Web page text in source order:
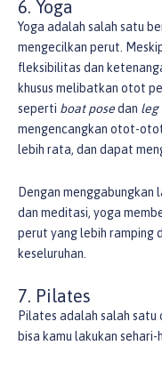
6. Yoga
Yoga adalah salah satu
mengecilkan perut.
fleksibilitas dan
khusus melibatkan otot
seperti boat posedan leg
mengencangkan otot-
lebih rata, dan dapat
Dengan menggabungkan
dan meditasi, yoga
perut yang lebih ramping
keseluruhan.
7. Pilates
Pilates adalah salah
bisa kamu lakukan sehari-